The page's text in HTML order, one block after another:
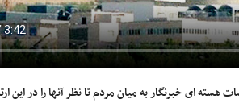
هسته ای خبرنگار به میان مردم تا نظر آنها را در این